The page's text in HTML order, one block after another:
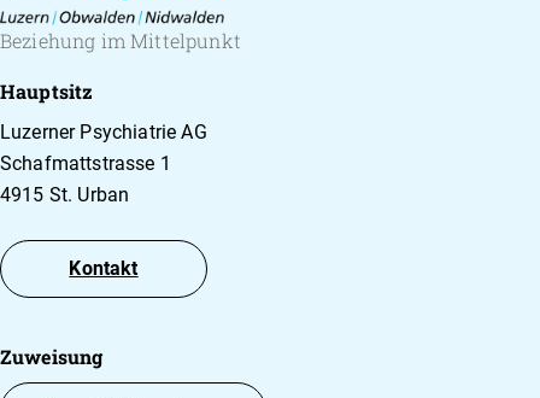
Beziehung im Mittelpunkt
Hauptsitz
Luzerner Psychiatrie AG
Schafmattstrasse 1
4915 St. Urban
Kontakt
Zuweisung